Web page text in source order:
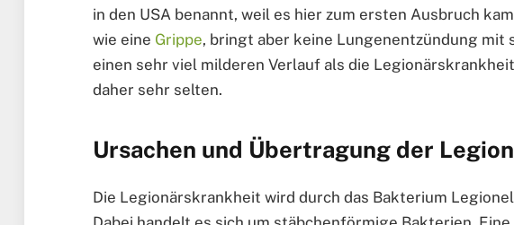
in den USA benannt, weil es hier zum ersten Ausbruch
wie eine Grippe, bringt aber keine Lungenentzündung mit
einen sehr viel milderen Verlauf als die
daher sehr selten.
Ursachen und Übertragung der
Die Legionärskrankheit wird durch das Bakterium